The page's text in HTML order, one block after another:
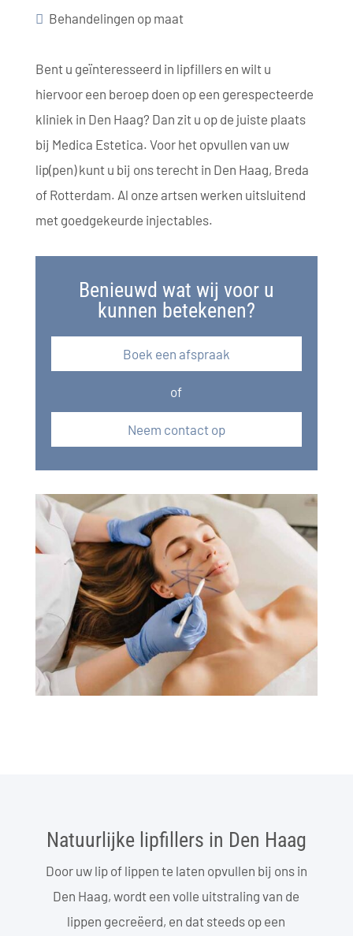
Behandelingen op maat
Bent u geïnteresseerd in lipfillers en wilt u
hiervoor een beroep doen op een gerespecteerde
kliniek in Den Haag? Dan zit u op de juiste plaats
bij Medica Estetica. Voor het opvullen van uw
lip(pen) kunt u bij ons terecht in Den Haag, Breda
of Rotterdam. Al onze artsen werken uitsluitend
met goedgekeurde injectables.
Benieuwd wat wij voor u
kunnen betekenen?
Boek een afspraak
of
Neem contact op
Natuurlijke lipfillers in Den Haag
Door uw lip of lippen te laten opvullen bij ons in
Den Haag, wordt een volle uitstraling van de
lippen gecreëerd, en dat steeds op een